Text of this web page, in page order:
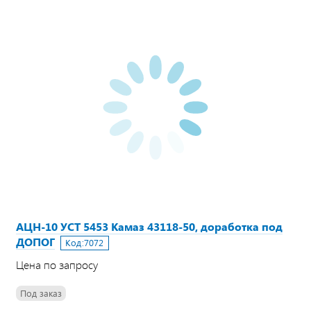
АЦН-10 УСТ 5453 Камаз 43118-50, доработка под
ДОПОГ
Код:7072
Цена по запросу
Под заказ